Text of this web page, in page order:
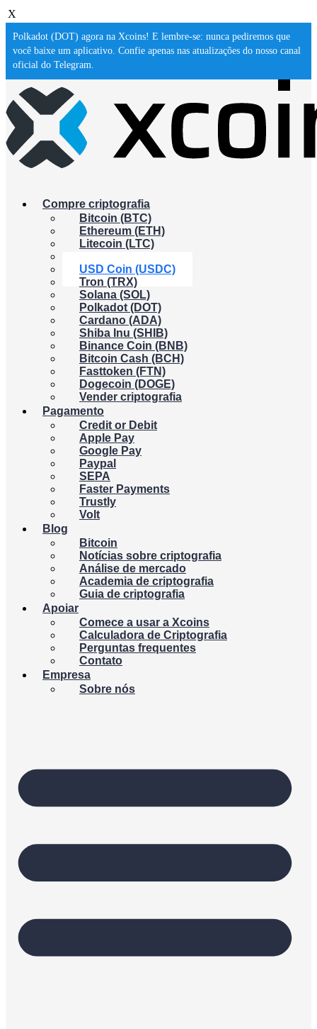
X
Polkadot (DOT) agora na Xcoins! E lembre-se: nunca pediremos que
você baixe um aplicativo. Confie apenas nas atualizações do nosso canal
oficial do Telegram.
Compre criptografia
Bitcoin (BTC)
Ethereum (ETH)
Litecoin (LTC)
USD Coin (USDC)
Tron (TRX)
Solana (SOL)
Polkadot (DOT)
Cardano (ADA)
Shiba Inu (SHIB)
Binance Coin (BNB)
Bitcoin Cash (BCH)
Fasttoken (FTN)
Dogecoin (DOGE)
Vender criptografia
Pagamento
Credit or Debit
Apple Pay
Google Pay
Paypal
SEPA
Faster Payments
Trustly
Volt
Blog
Bitcoin
Notícias sobre criptografia
Análise de mercado
Academia de criptografia
Guia de criptografia
Apoiar
Comece a usar a Xcoins
Calculadora de Criptografia
Perguntas frequentes
Contato
Empresa
Sobre nós